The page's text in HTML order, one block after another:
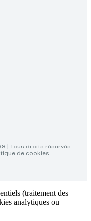
| Tous droits réservés.
de cookies
(traitement des
analytiques ou